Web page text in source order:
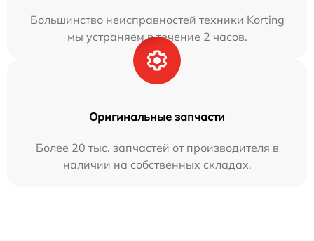
Большинство неисправностей техники Korting
мы устраняем в течение 2 часов.
Оригинальные запчасти
Более 20 тыс. запчастей от производителя в
наличии на собственных складах.